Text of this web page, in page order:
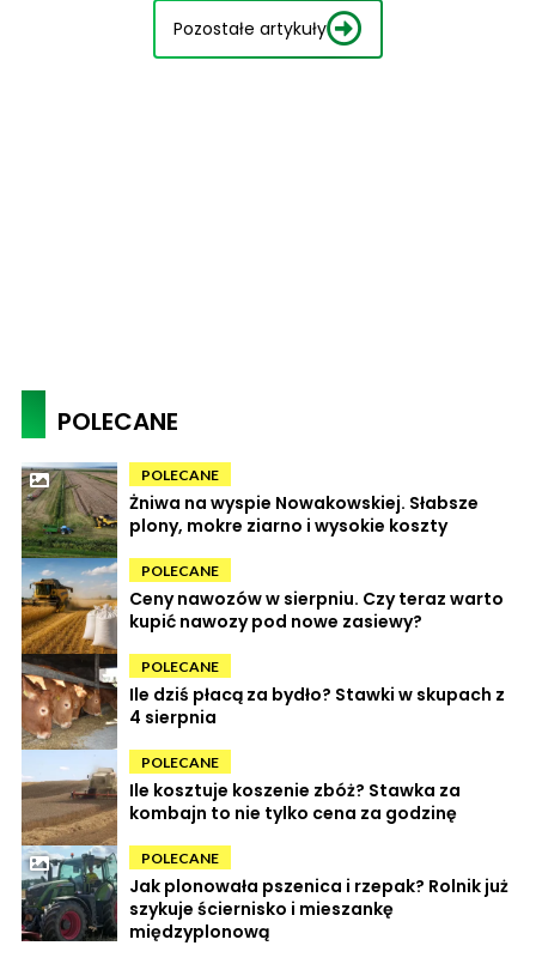
Pozostałe artykuły
POLECANE
POLECANE
Żniwa na wyspie Nowakowskiej. Słabsze
plony, mokre ziarno i wysokie koszty
POLECANE
Ceny nawozów w sierpniu. Czy teraz warto
kupić nawozy pod nowe zasiewy?
POLECANE
Ile dziś płacą za bydło? Stawki w skupach z
4 sierpnia
POLECANE
Ile kosztuje koszenie zbóż? Stawka za
kombajn to nie tylko cena za godzinę
POLECANE
Jak plonowała pszenica i rzepak? Rolnik już
szykuje ściernisko i mieszankę
międzyplonową